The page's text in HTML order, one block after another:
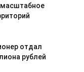
масштабное
отдал
рублей